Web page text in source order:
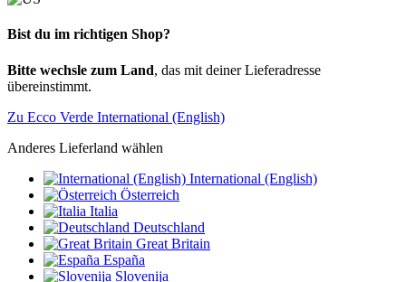
Bist du im richtigen Shop?
Bitte wechsle zum Land, das mit deiner Lieferadresse
übereinstimmt.
Zu Ecco Verde International (English)
Anderes Lieferland wählen
International (English)
Österreich
Italia
Deutschland
Great Britain
España
Slovenija